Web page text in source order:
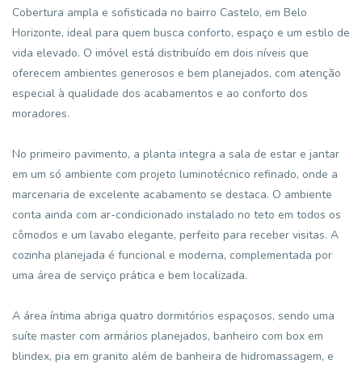
Cobertura ampla e sofisticada no bairro Castelo, em Belo
Horizonte, ideal para quem busca conforto, espaço e um estilo de
vida elevado. O imóvel está distribuído em dois níveis que
oferecem ambientes generosos e bem planejados, com atenção
especial à qualidade dos acabamentos e ao conforto dos
moradores.
No primeiro pavimento, a planta integra a sala de estar e jantar
em um só ambiente com projeto luminotécnico refinado, onde a
marcenaria de excelente acabamento se destaca. O ambiente
conta ainda com ar-condicionado instalado no teto em todos os
cômodos e um lavabo elegante, perfeito para receber visitas. A
cozinha planejada é funcional e moderna, complementada por
uma área de serviço prática e bem localizada.
A área íntima abriga quatro dormitórios espaçosos, sendo uma
suíte master com armários planejados, banheiro com box em
blindex, pia em granito além de banheira de hidromassagem, e